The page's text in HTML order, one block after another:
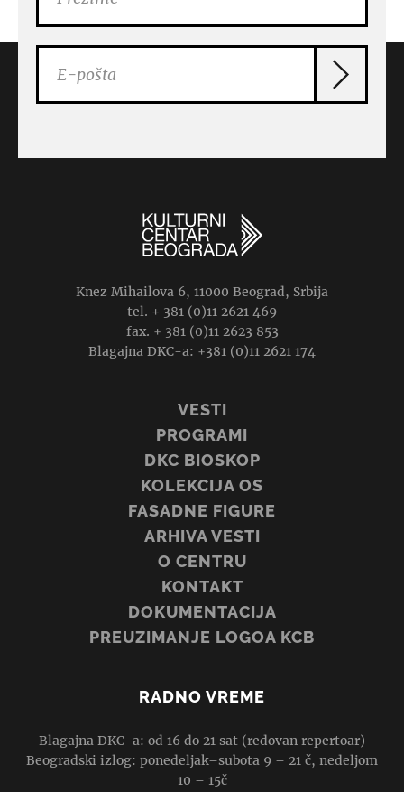
Knez Mihailova 6, 11000 Beograd, Srbija
tel. + 381 (0)11 2621 469
fax. + 381 (0)11 2623 853
Blagajna DKC-a: +381 (0)11 2621 174
VESTI
PROGRAMI
DKC BIOSKOP
KOLEKCIJA OS
FASADNE FIGURE
ARHIVA VESTI
O CENTRU
KONTAKT
DOKUMENTACIJA
PREUZIMANJE LOGOA KCB
RADNO VREME
Blagajna DKC-a: od 16 do 21 sat (redovan repertoar)
Beogradski izlog: ponedeljak–subota 9 – 21 č, nedeljom
10 – 15č